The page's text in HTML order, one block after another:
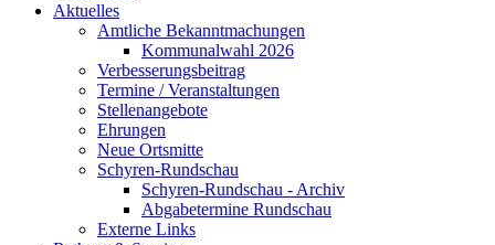
Aktuelles
Amtliche Bekanntmachungen
Kommunalwahl 2026
Verbesserungsbeitrag
Termine / Veranstaltungen
Stellenangebote
Ehrungen
Neue Ortsmitte
Schyren-Rundschau
Schyren-Rundschau - Archiv
Abgabetermine Rundschau
Externe Links